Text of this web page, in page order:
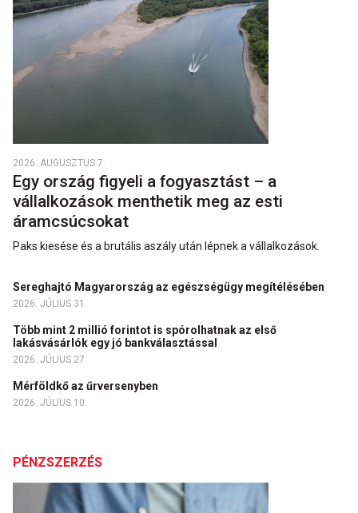
2026. AUGUSZTUS 7.
Egy ország figyeli a fogyasztást – a
vállalkozások menthetik meg az esti
áramcsúcsokat
Paks kiesése és a brutális aszály után lépnek a vállalkozások.
Sereghajtó Magyarország az egészségügy megítélésében
2026. JÚLIUS 31.
Több mint 2 millió forintot is spórolhatnak az első
lakásvásárlók egy jó bankválasztással
2026. JÚLIUS 27.
Mérföldkő az űrversenyben
2026. JÚLIUS 10.
PÉNZSZERZÉS